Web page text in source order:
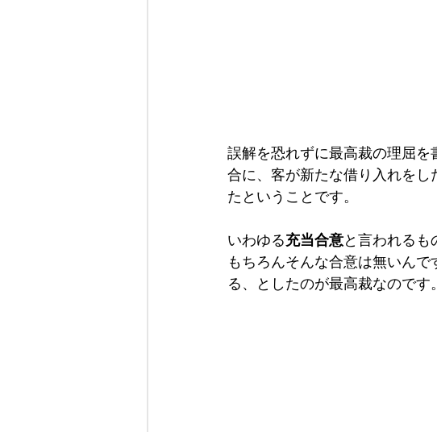
誤解を恐れずに最高裁の理屈
合に、客が新たな借り入れを
たということです。
いわゆる充当合意と言われるも
もちろんそんな合意は無いん
る、としたのが最高裁なのです。